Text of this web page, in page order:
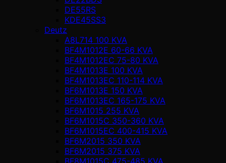
DE55RS
KDE45SS3
Deutz
A8L714 100 KVA
BF4M1012E 60-66 KVA
BF4M1012EC 75-80 KVA
BF4M1013E 100 KVA
BF4M1013EC 110-114 KVA
BF6M1013E 150 KVA
BF6M1013EC 165-175 KVA
BF6M1015 255 KVA
BF6M1015C 350-360 KVA
BF6M1015EC 400-415 KVA
BF6M2015 350 KVA
BF6M2015 375 KVA
BF8M1015C 475-485 KVA